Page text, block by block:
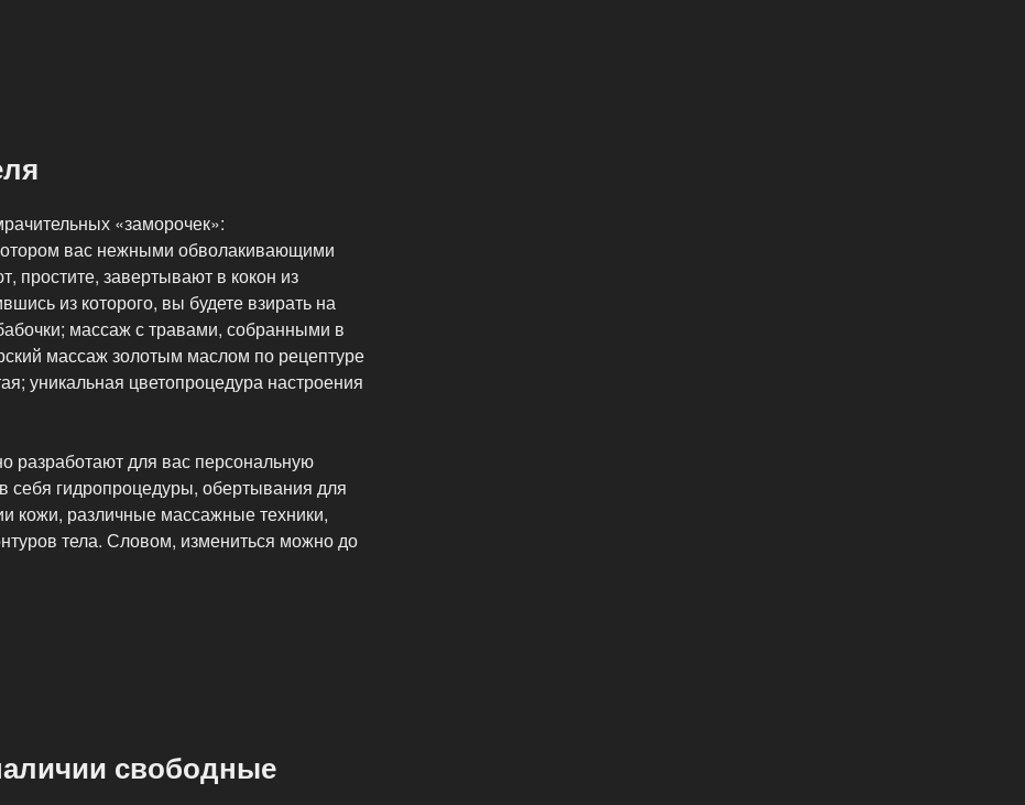
«заморочек»:
вас нежными обволакивающими
простите, завертывают в кокон из
из которого, вы будете взирать на
массаж с травами, собранными в
массаж золотым маслом по рецептуре
уникальная цветопроцедура настроения
разработают для вас персональную
гидропроцедуры, обертывания для
кожи, различные массажные техники,
тела. Словом, измениться можно до
свободные